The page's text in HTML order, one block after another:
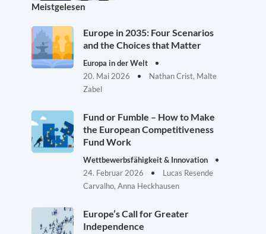
Meistgelesen
Europe in 2035: Four Scenarios
and the Choices that Matter
Europa in der Welt
20. Mai 2026
Nathan Crist, Malte
Zabel
Fund or Fumble – How to Make
the European Competitiveness
Fund Work
Wettbewerbsfähigkeit & Innovation
24. Februar 2026
Lucas Resende
Carvalho, Anna Heckhausen
Europe’s Call for Greater
Independence